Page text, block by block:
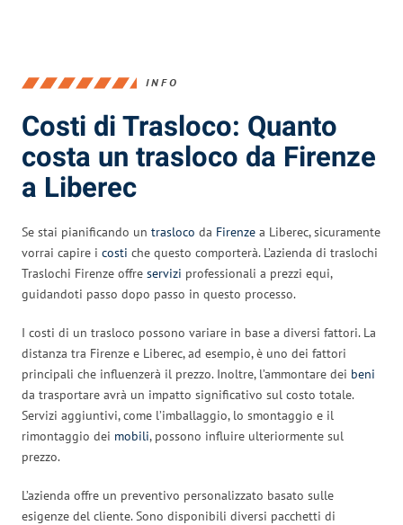
INFO
Costi di Trasloco: Quanto
costa un trasloco da Firenze
a Liberec
Se stai pianificando un trasloco da Firenze a Liberec, sicuramente
vorrai capire i costi che questo comporterà. L’azienda di traslochi
Traslochi Firenze offre servizi professionali a prezzi equi,
guidandoti passo dopo passo in questo processo.
I costi di un trasloco possono variare in base a diversi fattori. La
distanza tra Firenze e Liberec, ad esempio, è uno dei fattori
principali che influenzerà il prezzo. Inoltre, l’ammontare dei beni
da trasportare avrà un impatto significativo sul costo totale.
Servizi aggiuntivi, come l’imballaggio, lo smontaggio e il
rimontaggio dei mobili, possono influire ulteriormente sul
prezzo.
L’azienda offre un preventivo personalizzato basato sulle
esigenze del cliente. Sono disponibili diversi pacchetti di